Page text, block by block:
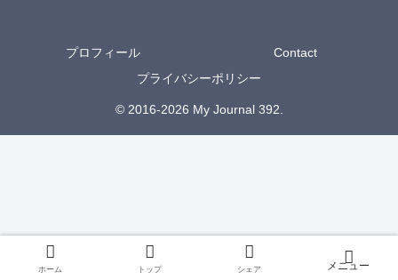
プロフィール
Contact
プライバシーポリシー
© 2016-2026 My Journal 392.
ホーム トップ シェア